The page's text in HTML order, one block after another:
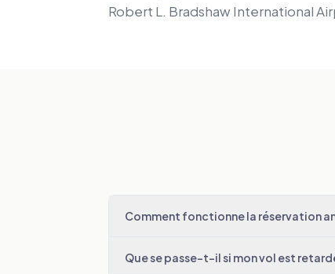
Robert L. Bradshaw International
Comment fonctionne la réservation
Que se passe-t-il si mon vol est